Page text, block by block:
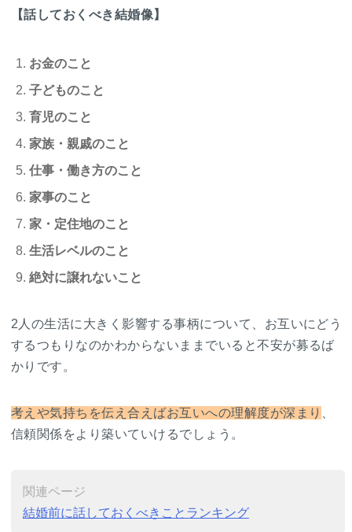
【話しておくべき結婚像】
お金のこと
子どものこと
育児のこと
家族・親戚のこと
仕事・働き方のこと
家事のこと
家・定住地のこと
生活レベルのこと
絶対に譲れないこと
2人の生活に大きく影響する事柄について、お互いにどう
するつもりなのかわからないままでいると不安が募るば
かりです。
考えや気持ちを伝え合えばお互いへの理解度が深まり
信頼関係をより築いていけるでしょう。
関連ページ
結婚前に話しておくべきことランキング